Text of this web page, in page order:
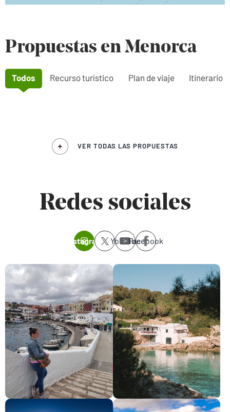
Propuestas en Menorca
Todos Recurso turístico Plan de viaje Itinerario
VER TODAS LAS PROPUESTAS
Redes sociales
Instagram YoutubeFacebook